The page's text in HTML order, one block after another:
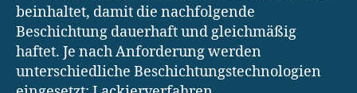
beinhaltet, damit die nachfolgende
Beschichtung dauerhaft und gleichmäßig
haftet. Je nach Anforderung werden
unterschiedliche Beschichtungstechnologien